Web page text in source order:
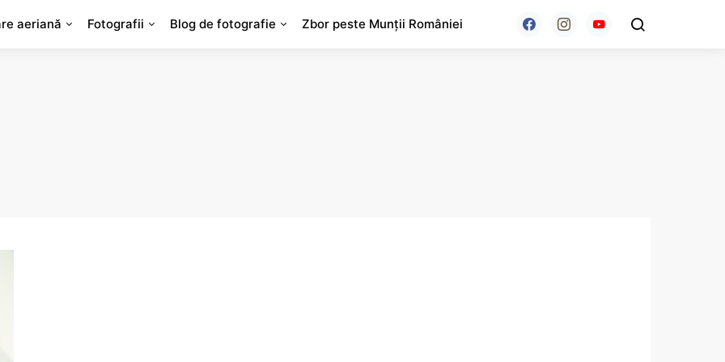
aeriană Fotografii Blog de fotografie Zbor peste Munții României